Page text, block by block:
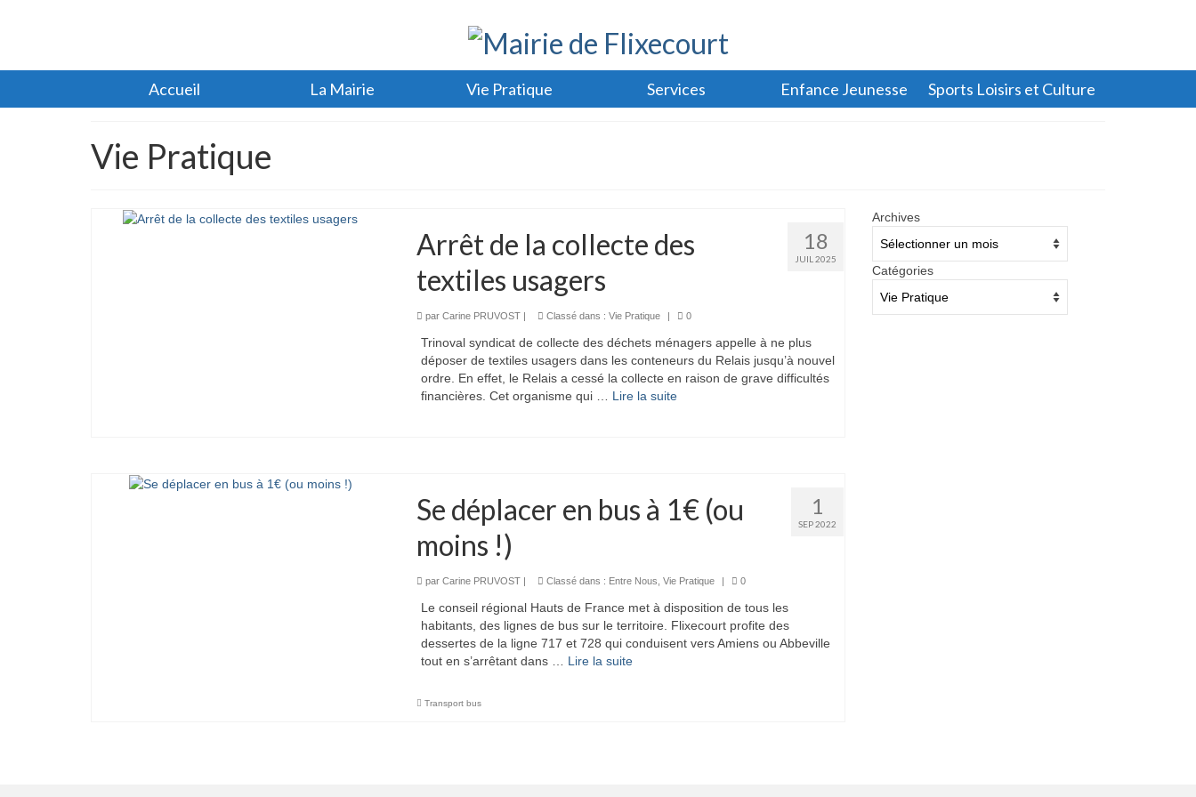
Accueil La Mairie Vie Pratique Services Enfance Jeunesse Sports Loisirs et Culture
Vie Pratique
18
JUIL 2025
Arrêt de la collecte des
textiles usagers
par Carine PRUVOST| Classé dans : Vie Pratique | 0
Trinoval syndicat de collecte des déchets ménagers appelle à ne plus
déposer de textiles usagers dans les conteneurs du Relais jusqu’à nouvel
ordre. En effet, le Relais a cessé la collecte en raison de grave difficultés
financières. Cet organisme qui … Lire la suite­­
1
SEP 2022
Se déplacer en bus à 1€ (ou
moins !)
par Carine PRUVOST| Classé dans : Entre Nous Vie Pratique | 0
Le conseil régional Hauts de France met à disposition de tous les
habitants, des lignes de bus sur le territoire. Flixecourt profite des
dessertes de la ligne 717 et 728 qui conduisent vers Amiens ou Abbeville
tout en s’arrêtant dans … Lire la suite­­
Transport bus
Archives
Catégories